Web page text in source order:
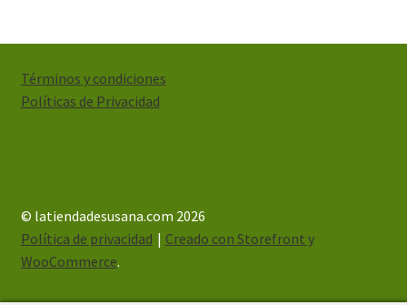
Términos y condiciones
Políticas de Privacidad
© latiendadesusana.com 2026
Política de privacidad
Creado con Storefront y
WooCommerce.